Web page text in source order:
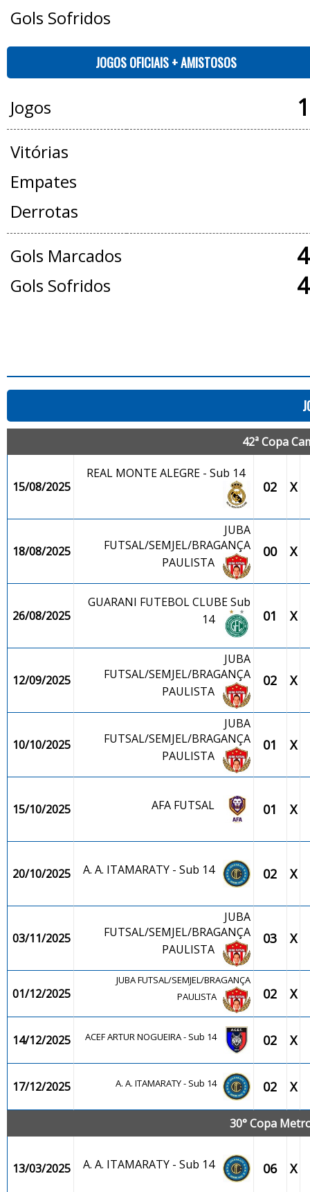
Gols Sofridos
JOGOS OFICIAIS + AMISTOSOS
Jogos
Vitórias
Empates
Derrotas
Gols Marcados
Gols Sofridos
42ª Copa
15/08/2025
REAL MONTE ALEGRE - Sub 14
02 X
18/08/2025
JUBA
FUTSAL/SEMJEL/BRAGANÇA
PAULISTA
00 X
26/08/2025
GUARANI FUTEBOL CLUBE Sub
14
01 X
12/09/2025
JUBA
FUTSAL/SEMJEL/BRAGANÇA
PAULISTA
02 X
10/10/2025
JUBA
FUTSAL/SEMJEL/BRAGANÇA
PAULISTA
01 X
15/10/2025 AFA FUTSAL 01 X
20/10/2025 A. A. ITAMARATY - Sub 14 02 X
03/11/2025
JUBA
FUTSAL/SEMJEL/BRAGANÇA
PAULISTA
03 X
01/12/2025
JUBA FUTSAL/SEMJEL/BRAGANÇA
PAULISTA
02 X
14/12/2025 ACEF ARTUR NOGUEIRA - Sub 14 02 X
17/12/2025 A. A. ITAMARATY - Sub 14 02 X
30° Copa
13/03/2025 A. A. ITAMARATY - Sub 14 06 X